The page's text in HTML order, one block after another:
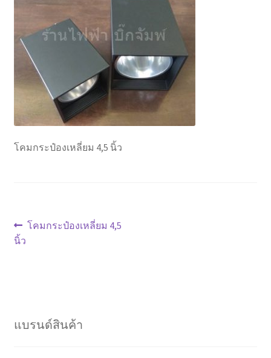
Marvel electric
Miro
Link
Download Catalog
รับเหมาออกแบบติดตั้ง
การจัดส่งสินค้า
โคมกระป๋องเหลี่ยม 4,5 นิ้ว
แนะแนว
เรื่อง
Previous
โคมกระป๋องเหลี่ยม 4,5
นิ้ว
แบรนด์สินค้า